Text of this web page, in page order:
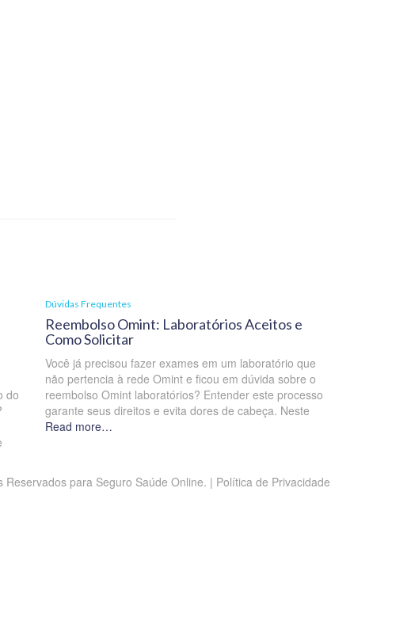
do
Dúvidas Frequentes
Reembolso Omint: Laboratórios Aceitos e
Como Solicitar
Você já precisou fazer exames em um laboratório que
não pertencia à rede Omint e ficou em dúvida sobre o
reembolso Omint laboratórios? Entender este processo
garante seus direitos e evita dores de cabeça. Neste
Read more…
para Seguro Saúde Online. | Política de Privacidade